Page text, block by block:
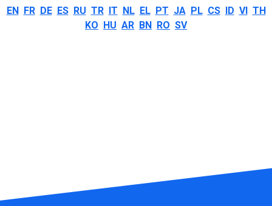
EN FR DE ES RU TR IT NL EL PT JA PL CS ID VI TH
KO HU AR BN RO SV